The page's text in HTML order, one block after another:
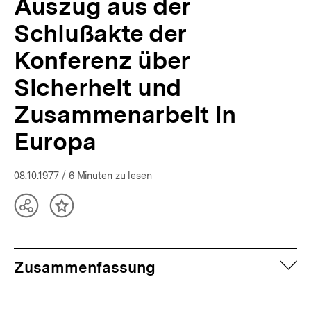
Auszug aus der
Schlußakte der
Konferenz über
Sicherheit und
Zusammenarbeit in
Europa
08.10.1977 / 6 Minuten zu lesen
TeilenInhalt
Zusammenfassung